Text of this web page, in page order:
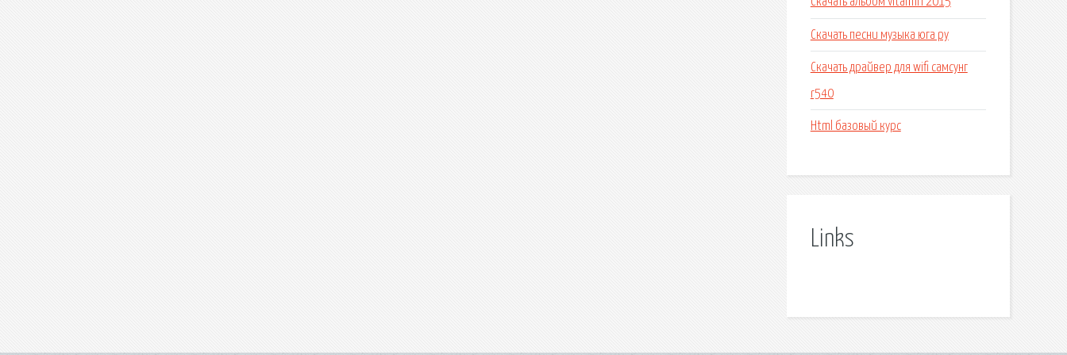
Скачать песни музыка юга ру
Скачать драйвер для wifi самсунг
r540
Html базовый курс
Links